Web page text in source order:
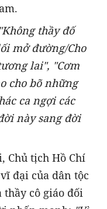
thầy đố
mở đường/Cho
lai", "Cơm
cho bõ những
ca ngợi các
này sang đời
Chủ tịch Hồ Chí
đại của dân tộc
cô giáo đối